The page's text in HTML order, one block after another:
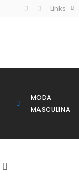
Links
MODA
MASCULINA